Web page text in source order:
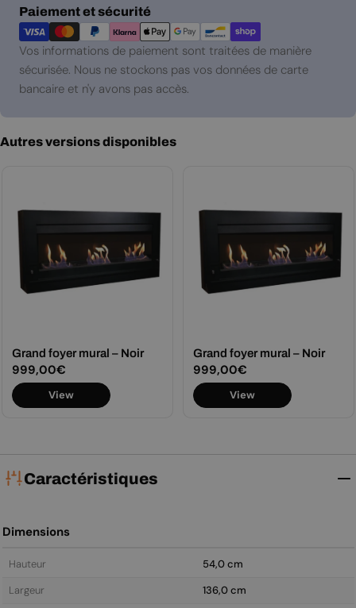
Paiement et sécurité
Modes
de
paiement
Vos informations de paiement sont traitées de manière
sécurisée. Nous ne stockons pas vos données de carte
bancaire et n'y avons pas accès.
Autres versions disponibles
Grand foyer mural – Noir
Prix
régulier
999,00€
View
Grand foyer mural – Noir
Prix
régulier
999,00€
View
Caractéristiques
Dimensions
Hauteur
54,0 cm
Largeur
136,0 cm